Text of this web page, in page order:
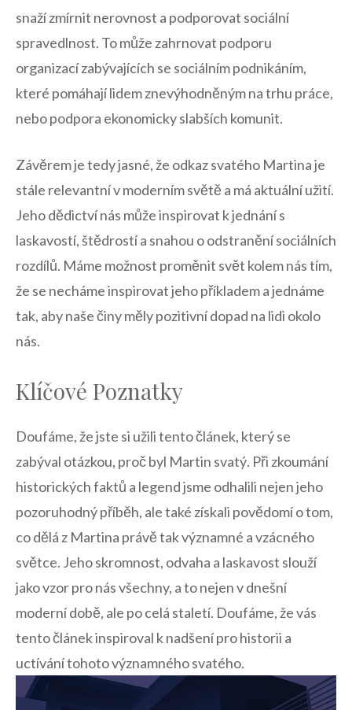
snaží ‍zmírnit nerovnost a podporovat sociální
spravedlnost. To může zahrnovat podporu⁣
organizací zabývajících se sociálním podnikáním,
které pomáhají ‌lidem znevýhodněným na trhu práce,
nebo podpora ekonomicky slabších komunit.
Závěrem⁣ je tedy‌ jasné,‍ že odkaz svatého Martina ‍je
stále relevantní v moderním světě⁤ a má aktuální užití.
Jeho dědictví nás může inspirovat k jednání ‍s‍
laskavostí, štědrostí a snahou o odstranění sociálních
rozdílů. Máme možnost proměnit svět⁤ kolem nás tím,
že se necháme inspirovat jeho příkladem a ⁤jednáme
tak, aby naše činy měly ‍pozitivní dopad ⁣na lidi okolo
⁣nás.
Klíčové Poznatky
Doufáme,⁤ že jste si užili tento článek, ⁣který se
‍zabýval otázkou, proč ⁤byl​ Martin svatý. Při zkoumání
historických faktů a legend jsme odhalili nejen jeho
pozoruhodný příběh, ale také získali povědomí o tom,⁤
co dělá z Martina právě tak významné ‍a vzácného
světce. Jeho skromnost, odvaha a laskavost‌ slouží‍
jako ⁢vzor ​pro nás⁢ všechny, a to nejen v dnešní
moderní ‍době, ale po celá staletí. ​Doufáme, že vás
tento článek inspiroval k nadšení pro historii a
uctívání ⁤tohoto významného svatého.